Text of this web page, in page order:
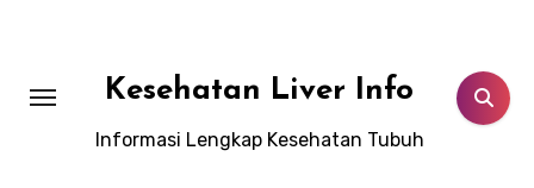
Kesehatan Liver Info
Informasi Lengkap Kesehatan Tubuh